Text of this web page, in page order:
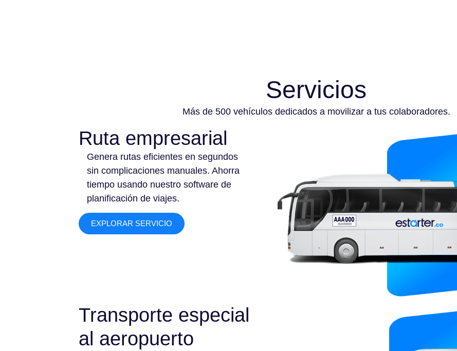
Servicios
Más de 500 vehículos dedicados a movilizar a tus colaboradores.
Ruta empresarial
Genera rutas eficientes en segundos
sin complicaciones manuales. Ahorra
tiempo usando nuestro software de
planificación de viajes.
EXPLORAR SERVICIO
Transporte especial
al aeropuerto